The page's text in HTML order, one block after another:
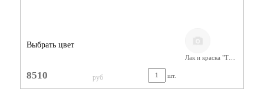
Выбрать цвет
Лак и краска "Тиккурила"
8510 руб шт.